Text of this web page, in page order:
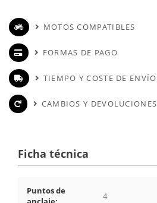
MOTOS COMPATIBLES
FORMAS DE PAGO
TIEMPO Y COSTE DE ENVÍO
CAMBIOS Y DEVOLUCIONES
Ficha técnica
Puntos de
4